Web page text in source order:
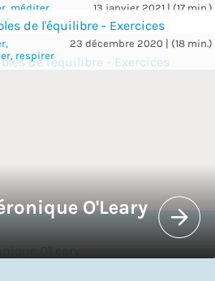
13 janvier 2021 | (17 min.)
méditer,
de l'équilibre - Exercices
23 décembre 2020 | (18 min.)
respirer
O'Leary